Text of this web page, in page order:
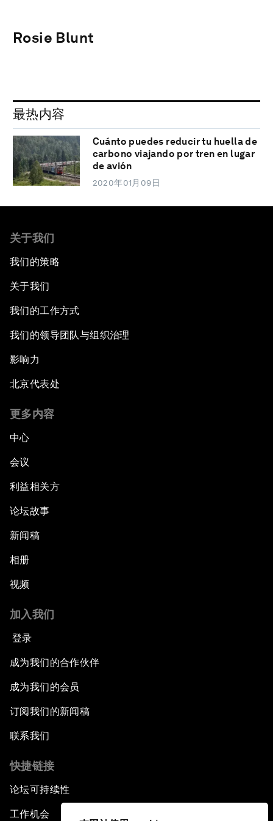
Rosie Blunt
最热内容
Cuánto puedes reducir tu huella de
carbono viajando por tren en lugar
de avión
2020年01月09日
关于我们
我们的策略
关于我们
我们的工作方式
我们的领导团队与组织治理
影响力
北京代表处
更多内容
中心
会议
利益相关方
论坛故事
新闻稿
相册
视频
加入我们
登录
成为我们的合作伙伴
成为我们的会员
订阅我们的新闻稿
联系我们
快捷链接
论坛可持续性
工作机会